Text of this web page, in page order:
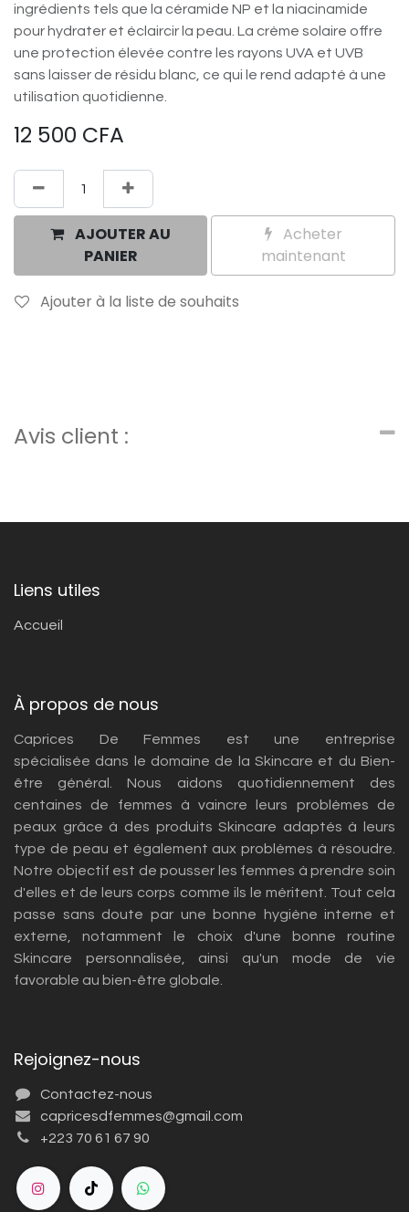
ingrédients tels que la céramide NP et la niacinamide
pour hydrater et éclaircir la peau. La crème solaire offre
une protection élevée contre les rayons UVA et UVB
sans laisser de résidu blanc, ce qui le rend adapté à une
utilisation quotidienne.
12 500 CFA
AJOUTER AU
PANIER
Acheter
maintenant
Ajouter à la liste de souhaits
Avis client :
Liens utiles
Accueil
À propos de nous
Caprices De Femmes est une entreprise
spécialisée dans le domaine de la Skincare et du Bien-
être général. Nous aidons quotidiennement des
centaines de femmes à vaincre leurs problèmes de
peaux grâce à des produits Skincare adaptés à leurs
type de peau et également aux problèmes à résoudre.
Notre objectif est de pousser les femmes à prendre soin
d'elles et de leurs corps comme ils le méritent. Tout cela
passe sans doute par une bonne hygiène interne et
externe, notamment le choix d'une bonne routine
Skincare personnalisée, ainsi qu'un mode de vie
favorable au bien-être globale.
Rejoignez-nous
Contactez-nous
capricesdfemmes@gmail.com
+223 70 61 67 90